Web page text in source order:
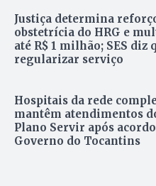
Justiça determina
obstetrícia do HRG e
até R$ 1 milhão; SES diz
regularizar serviço
Hospitais da rede
mantêm atendimentos
Plano Servir após
Governo do Tocantins